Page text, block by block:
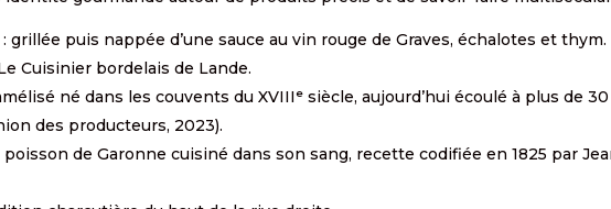
: grillée puis nappée d’une sauce au vin rouge de Graves, échalotes et
Cuisinier bordelais de Lande.
né dans les couvents du XVIIIᵉ siècle, aujourd’hui écoulé à plus de 30
des producteurs, 2023).
poisson de Garonne cuisiné dans son sang, recette codifiée en 1825 par